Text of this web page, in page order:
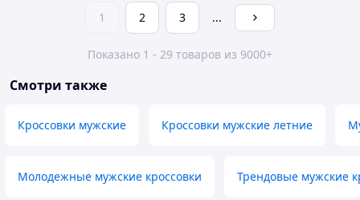
1 2 3 ...
Показано 1 - 29 товаров из 9000+
Смотри также
Кроссовки мужские Кроссовки мужские летние
Молодежные мужские кроссовки Трендовые мужские